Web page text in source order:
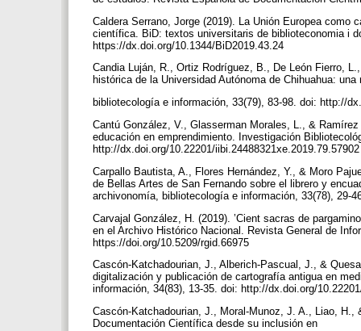
Caldera Serrano, Jorge (2019). La Unión Europea
científica. BiD: textos universitaris de biblioteconomia i
https://dx.doi.org/10.1344/BiD2019.43.24
Candia Luján, R., Ortiz Rodríguez, B., De León Fierro,
histórica de la Universidad Autónoma de Chihuahua:
bibliotecología e información, 33(79), 83-98. doi: http://
Cantú González, V., Glasserman Morales, L., &
educación en emprendimiento. Investigación
http://dx.doi.org/10.22201/
Carpallo Bautista, A., Flores Hernández, Y., & Moro
de Bellas Artes de San Fernando sobre el librero y
archivonomía, bibliotecología e información, 33(78), 29-
Carvajal González, H. (2019). ’Cient sacras de
en el Archivo Histórico Nacional. Revista General de
https://doi.org/10.5209/rgid.66975
Cascón-Katchadourian, J., Alberich-Pascual, J., &
digitalización y publicación de cartografía antigua en
información, 34(83), 13-35. doi: http://dx.doi.org/
Cascón-Katchadourian, J., Moral-Munoz, J. A., Liao,
Documentación Científica desde su inclusión en